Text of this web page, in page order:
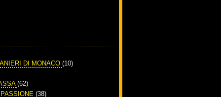
DI MONACO (10)
(62)
(38)